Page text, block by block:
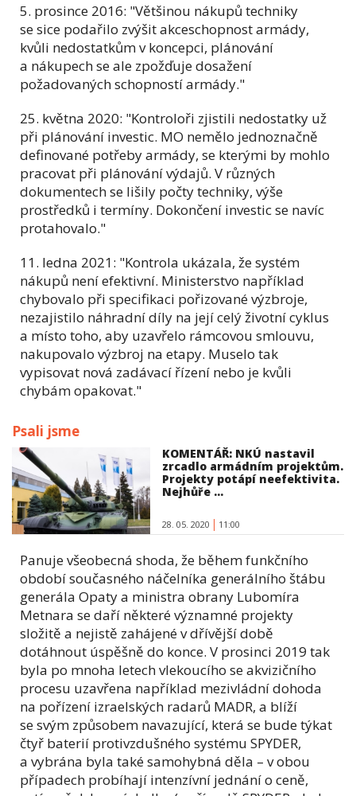
5. prosince 2016: "Většinou nákupů techniky
se sice podařilo zvýšit akceschopnost armády,
kvůli nedostatkům v koncepci, plánování
a nákupech se ale zpožďuje dosažení
požadovaných schopností armády."
25. května 2020: "Kontroloři zjistili nedostatky už
při plánování investic. MO nemělo jednoznačně
definované potřeby armády, se kterými by mohlo
pracovat při plánování výdajů. V různých
dokumentech se lišily počty techniky, výše
prostředků i termíny. Dokončení investic se navíc
protahovalo."
11. ledna 2021: "Kontrola ukázala, že systém
nákupů není efektivní. Ministerstvo například
chybovalo při specifikaci pořizované výzbroje,
nezajistilo náhradní díly na její celý životní cyklus
a místo toho, aby uzavřelo rámcovou smlouvu,
nakupovalo výzbroj na etapy. Muselo tak
vypisovat nová zadávací řízení nebo je kvůli
chybám opakovat."
Psali jsme
KOMENTÁŘ: NKÚ nastavil
zrcadlo armádním projektům.
Projekty potápí neefektivita.
Nejhůře ...
28. 05. 2020 11:00
Panuje všeobecná shoda, že během funkčního
období současného náčelníka generálního štábu
generála Opaty a ministra obrany Lubomíra
Metnara se daří některé významné projekty
složitě a nejistě zahájené v dřívější době
dotáhnout úspěšně do konce. V prosinci 2019 tak
byla po mnoha letech vlekoucího se akvizičního
procesu uzavřena například mezivládní dohoda
na pořízení izraelských radarů MADR, a blíží
se svým způsobem navazující, která se bude týkat
čtyř baterií protivzdušného systému SPYDER,
a vybrána byla také samohybná děla – v obou
případech probíhají intenzívní jednání o ceně,